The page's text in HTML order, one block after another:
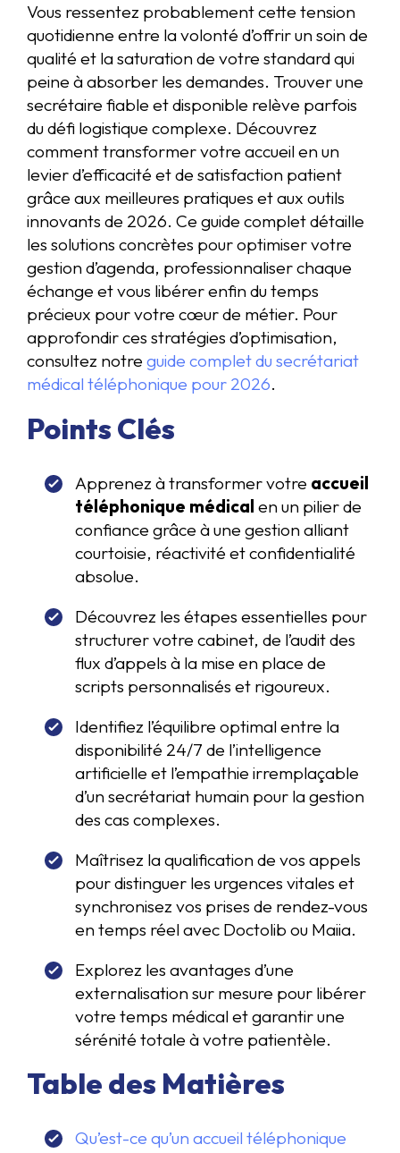
Vous ressentez probablement cette tension
quotidienne entre la volonté d’offrir un soin de
qualité et la saturation de votre standard qui
peine à absorber les demandes. Trouver une
secrétaire fiable et disponible relève parfois
du défi logistique complexe. Découvrez
comment transformer votre accueil en un
levier d’efficacité et de satisfaction patient
grâce aux meilleures pratiques et aux outils
innovants de 2026. Ce guide complet détaille
les solutions concrètes pour optimiser votre
gestion d’agenda, professionnaliser chaque
échange et vous libérer enfin du temps
précieux pour votre cœur de métier. Pour
approfondir ces stratégies d’optimisation,
consultez notre guide complet du secrétariat
médical téléphonique pour 2026.
Points Clés
Apprenez à transformer votre accueil
téléphonique médical en un pilier de
confiance grâce à une gestion alliant
courtoisie, réactivité et confidentialité
absolue.
Découvrez les étapes essentielles pour
structurer votre cabinet, de l’audit des
flux d’appels à la mise en place de
scripts personnalisés et rigoureux.
Identifiez l’équilibre optimal entre la
disponibilité 24/7 de l’intelligence
artificielle et l’empathie irremplaçable
d’un secrétariat humain pour la gestion
des cas complexes.
Maîtrisez la qualification de vos appels
pour distinguer les urgences vitales et
synchronisez vos prises de rendez-vous
en temps réel avec Doctolib ou Maiia.
Explorez les avantages d’une
externalisation sur mesure pour libérer
votre temps médical et garantir une
sérénité totale à votre patientèle.
Table des Matières
Qu’est-ce qu’un accueil téléphonique